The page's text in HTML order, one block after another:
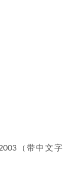
（带中文字